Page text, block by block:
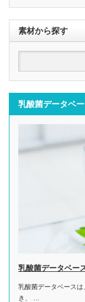
素材から探す
乳酸菌データベ
乳酸菌データベー
乳酸菌データベース
き、 …